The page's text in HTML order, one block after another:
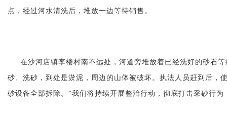
点，经过河水清洗后，堆放一边等待销售。
在沙河店镇李楼村南不远处，河道旁堆放着已经洗好的砂石
砂、洗砂，到处是淤泥，周边的山体被破坏。执法人员赶到后，
砂设备全部拆除。“我们将持续开展整治行动，彻底打击采砂行